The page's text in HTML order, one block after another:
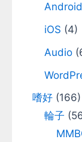
Android
iOS (4)
Audio
嗜好 (166)
輪子